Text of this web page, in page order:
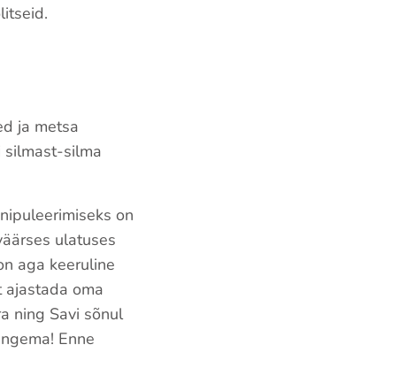
ja metsa
silmast-silma
on
ulatuses
aga keeruline
oma
ning Savi sõnul
Enne